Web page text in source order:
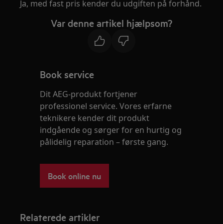
Ja, med fast pris kender du udgiften på forhånd.
Var denne artikel hjælpsom?
Book service
Dit AEG-produkt fortjener
professionel service. Vores erfarne
teknikere kender dit produkt
indgående og sørger for en hurtig og
pålidelig reparation – første gang.
Book online nu
Relaterede artikler